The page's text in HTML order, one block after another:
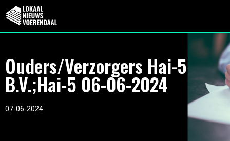
Ouders/Verzorgers Hai-5
B.V.;Hai-5 06-06-2024
07-06-2024